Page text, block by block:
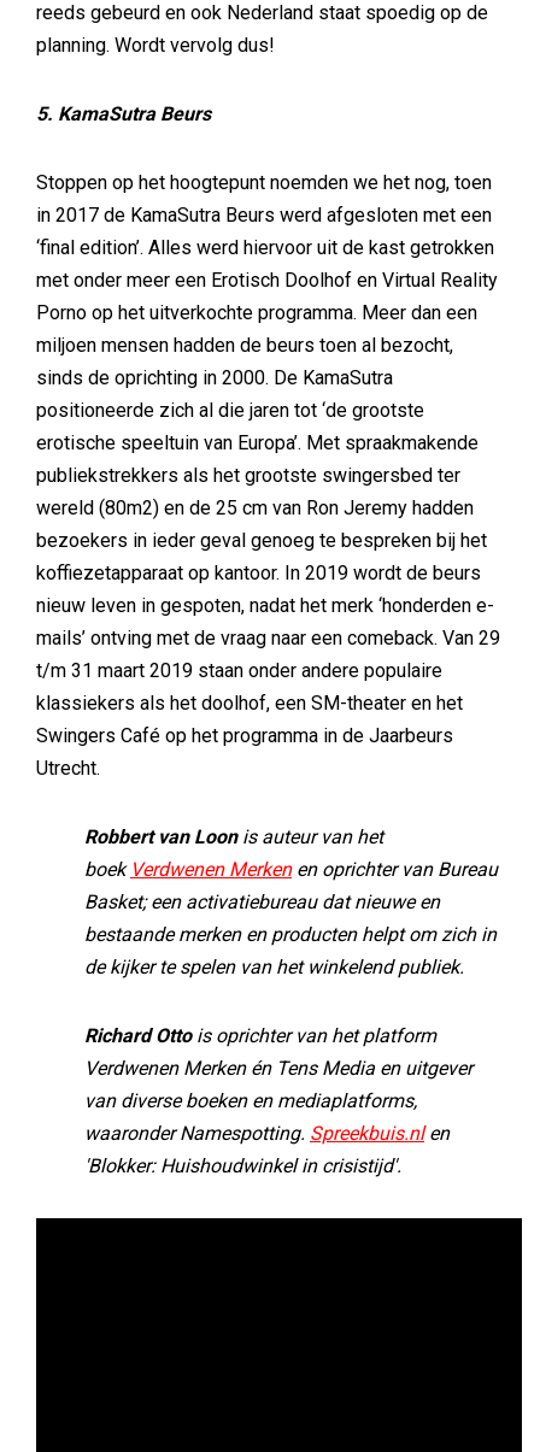
reeds gebeurd en ook Nederland staat spoedig op de
planning. Wordt vervolg dus!
5. KamaSutra Beurs
Stoppen op het hoogtepunt noemden we het nog, toen
in 2017 de KamaSutra Beurs werd afgesloten met een
‘final edition’. Alles werd hiervoor uit de kast getrokken
met onder meer een Erotisch Doolhof en Virtual Reality
Porno op het uitverkochte programma. Meer dan een
miljoen mensen hadden de beurs toen al bezocht,
sinds de oprichting in 2000. De KamaSutra
positioneerde zich al die jaren tot ‘de grootste
erotische speeltuin van Europa’. Met spraakmakende
publiekstrekkers als het grootste swingersbed ter
wereld (80m2) en de 25 cm van Ron Jeremy hadden
bezoekers in ieder geval genoeg te bespreken bij het
koffiezetapparaat op kantoor. In 2019 wordt de beurs
nieuw leven in gespoten, nadat het merk ‘honderden e-
mails’ ontving met de vraag naar een comeback. Van 29
t/m 31 maart 2019 staan onder andere populaire
klassiekers als het doolhof, een SM-theater en het
Swingers Café op het programma in de Jaarbeurs
Utrecht.
Robbert van Loonis auteur van het
boek Verdwenen Merkenen oprichter van Bureau
Basket; een activatiebureau dat nieuwe en
bestaande merken en producten helpt om zich in
de kijker te spelen van het winkelend publiek.
Richard Ottois oprichter van het platform
Verdwenen Merken én Tens Media en uitgever
van diverse boeken en mediaplatforms,
waaronder Namespotting. Spreekbuis.nlen
'Blokker: Huishoudwinkel in crisistijd'.